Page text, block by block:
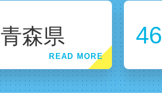
青森県 46